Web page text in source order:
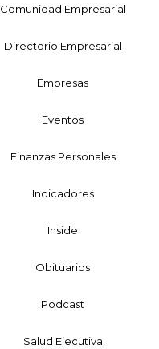
Comunidad Empresarial
Directorio Empresarial
Empresas
Eventos
Finanzas Personales
Indicadores
Inside
Obituarios
Podcast
Salud Ejecutiva